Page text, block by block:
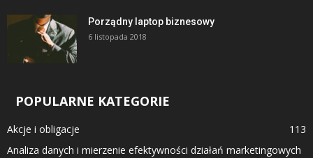
Porządny laptop biznesowy
6 listopada 2018
POPULARNE KATEGORIE
Akcje i obligacje
113
Analiza danych i mierzenie efektywności działań marketingowych